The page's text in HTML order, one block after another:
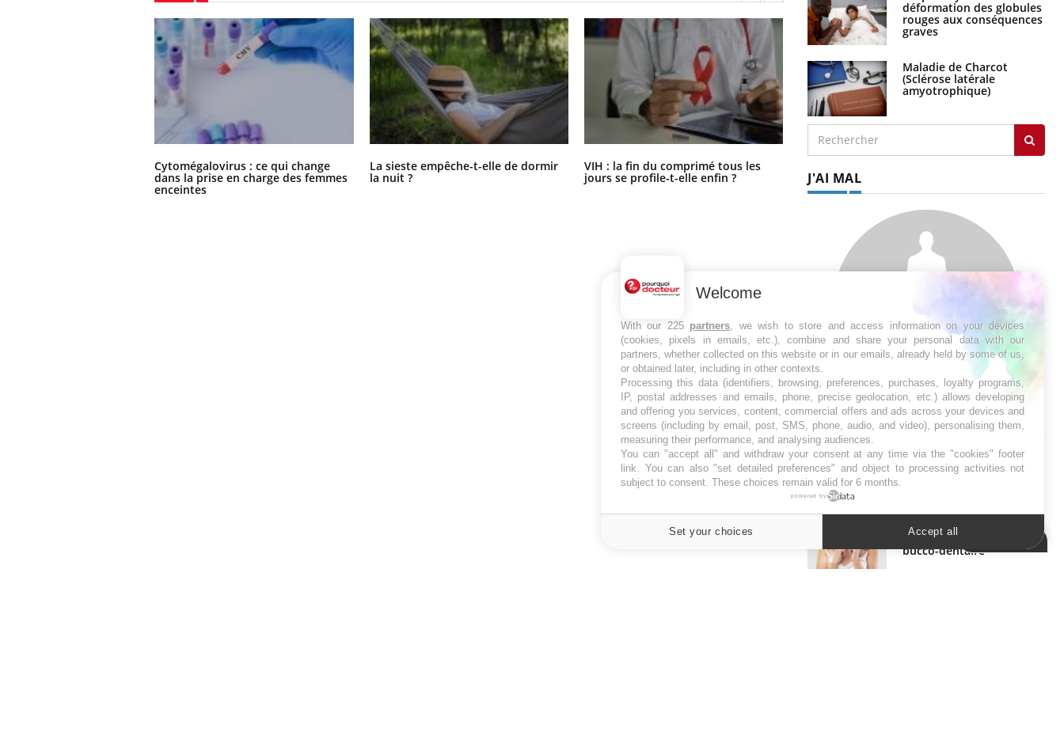
Cytomégalovirus : ce qui change
dans la prise en charge des femmes
enceintes
La sieste empêche-t-elle de dormir
la nuit ?
VIH : la fin du comprimé tous les
jours se profile-t-elle enfin ? premiers jours de vos vacances ?
déformation des globules
rouges aux conséquences
graves
Maladie de Charcot
(Sclérose latérale
amyotrophique)
J'AI MAL
SYMPTÔMES
Douleurs de l’avant-pied :
des métatarsalgies à 90 %
liées à problème d’appui
Mauvaise haleine : il faut
améliorer l’hygiène
bucco-dentaire
Welcome
With our 225 partners, we wish to store and access information on your devices
(cookies, pixels in emails, etc.), combine and share your personal data with our
partners, whether collected on this website or in our emails, already held by some of us,
or obtained later, including in other contexts.
Processing this data (identifiers, browsing, preferences, purchases, loyalty programs,
IP, postal addresses and emails, phone, precise geolocation, etc.) allows developing
and offering you services, content, commercial offers and ads across your devices and
screens (including by email, post, SMS, phone, audio, and video), personalising them,
measuring their performance, and analysing audiences.
You can "accept all" and withdraw your consent at any time via the "cookies" footer
link. You can also "set detailed preferences" and object to processing activities not
subject to consent. These choices remain valid for 6 months.
powered by
Set your choices Accept all